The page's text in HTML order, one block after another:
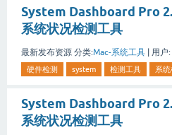
System Dashboard Pro
系统状况检测工具
最新发布资源 分类:Mac-系统工具 用户:
硬件检测 system 检测工具 系统
System Dashboard Pro
系统状况检测工具